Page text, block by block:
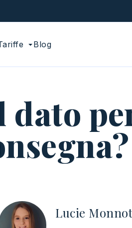
Blog
dato
Lucie Monnot